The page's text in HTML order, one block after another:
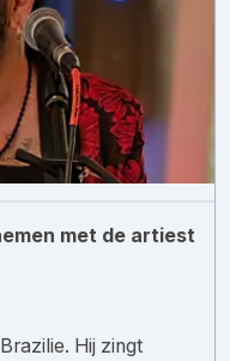
met de artiest
Hij zingt